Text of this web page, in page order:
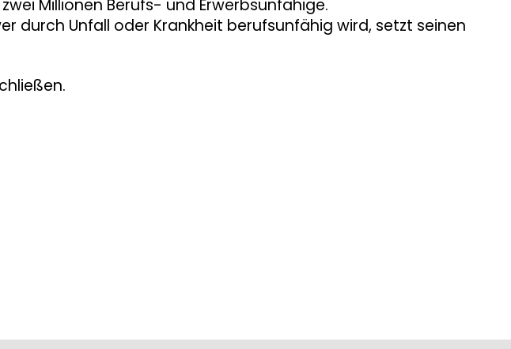
Millionen Berufs- und Erwerbsunfähige.
durch Unfall oder Krankheit berufsunfähig wird, setzt seinen